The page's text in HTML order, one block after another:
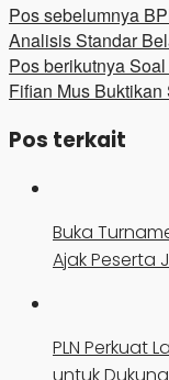
Pos sebelumnya
Analisis Standar
Pos berikutnya
Fifian Mus
Pos terkait
Buka
Ajak Peserta
PLN Perkuat